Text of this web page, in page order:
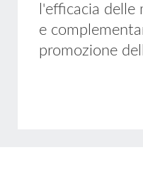
l'efficacia
e
promozione